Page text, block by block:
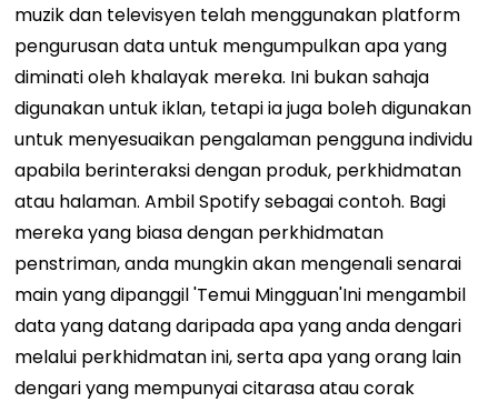
muzik dan televisyen telah menggunakan platform
pengurusan data untuk mengumpulkan apa yang
diminati oleh khalayak mereka. Ini bukan sahaja
digunakan untuk iklan, tetapi ia juga boleh digunakan
untuk menyesuaikan pengalaman pengguna individu
apabila berinteraksi dengan produk, perkhidmatan
atau halaman. Ambil Spotify sebagai contoh. Bagi
mereka yang biasa dengan perkhidmatan
penstriman, anda mungkin akan mengenali senarai
main yang dipanggil 'Temui Mingguan'Ini mengambil
data yang datang daripada apa yang anda dengari
melalui perkhidmatan ini, serta apa yang orang lain
dengari yang mempunyai citarasa atau corak